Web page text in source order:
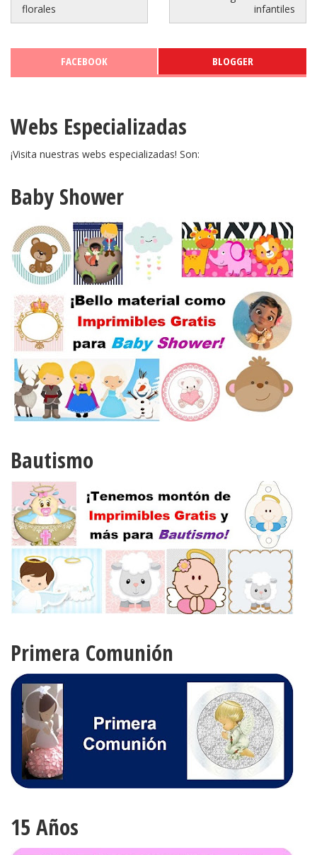
florales
infantiles
FACEBOOK BLOGGER
Webs Especializadas
¡Visita nuestras webs especializadas! Son:
Baby Shower
Bautismo
Primera Comunión
15 Años